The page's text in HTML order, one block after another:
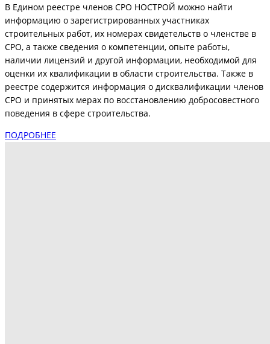
В Едином реестре членов СРО НОСТРОЙ можно найти
информацию о зарегистрированных участниках
строительных работ, их номерах свидетельств о членстве в
СРО, а также сведения о компетенции, опыте работы,
наличии лицензий и другой информации, необходимой для
оценки их квалификации в области строительства. Также в
реестре содержится информация о дисквалификации членов
СРО и принятых мерах по восстановлению добросовестного
поведения в сфере строительства.
ПОДРОБНЕЕ